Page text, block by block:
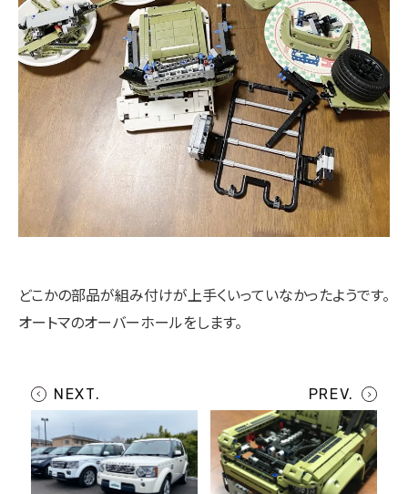
どこかの部品が組み付けが上手くいっていなかったようです。
オートマのオーバーホールをします。